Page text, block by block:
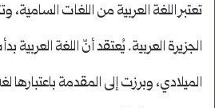
تعتبر اللغة العربية من اللغات السامية،
الجزيرة العربية. يُعتقد أنّ اللغة العربية
الميلادي، وبرزت إلى المقدمة باعتبارها